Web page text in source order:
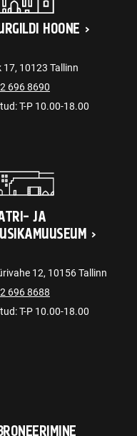
HOONE
17, 10123 Tallinn
696 8690
T-P 10.00-18.00
JA
12, 10156 Tallinn
696 8688
T-P 10.00-18.00